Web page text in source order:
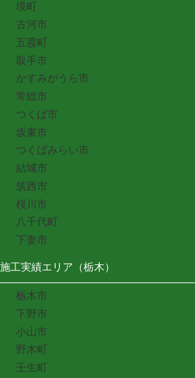
境町
古河市
五霞町
取手市
かすみがうら市
常総市
つくば市
坂東市
つくばみらい市
結城市
筑西市
桜川市
八千代町
下妻市
施工実績エリア（栃木）
栃木市
下野市
小山市
野木町
壬生町